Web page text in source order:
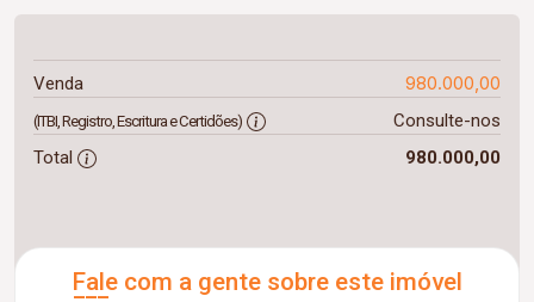
Venda 980.000,00
(ITBI, Registro, Escritura e Certidões)
Consulte-nos
Total
980.000,00
Fale com a gente sobre este imóvel